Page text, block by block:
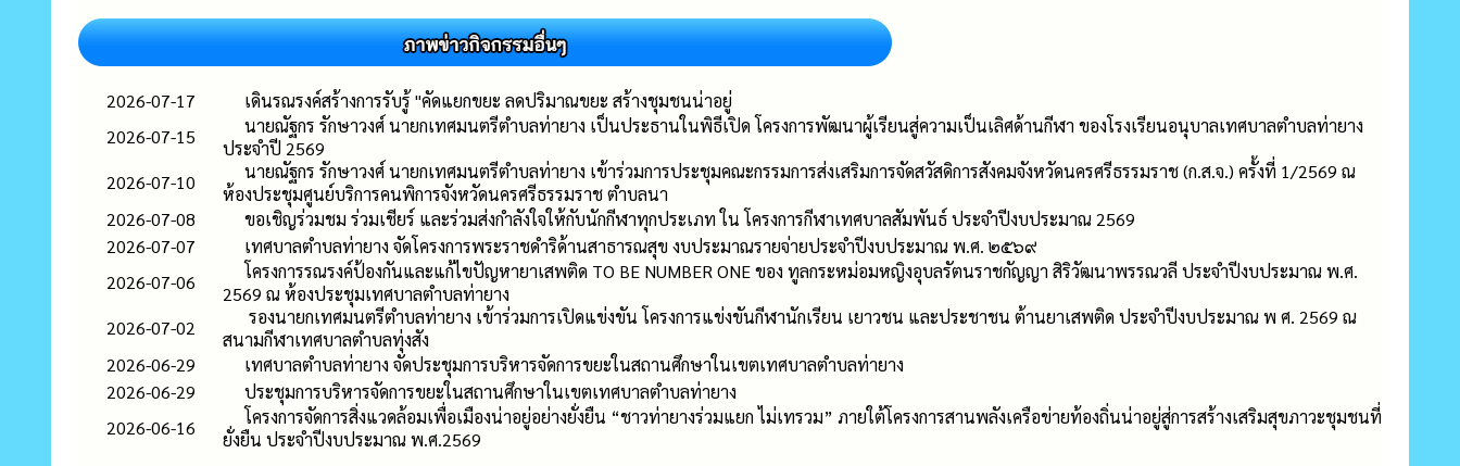
2026-07-17
เดินรณรงค์สร้างการรับรู้ "คัดแยกขยะ ลดปริมาณขยะ สร้างชุมชนน่าอยู่
2026-07-15
นายณัฐกร รักษาวงศ์ นายกเทศมนตรีตำบลท่ายาง เป็นประธานในพิธีเปิด โครงการพัฒนาผู้เรียนสู่ความเป็นเลิศด้านกีฬา ของโรงเรียนอนุบาลเทศบาลตำบลท่ายาง
ประจำปี 2569
2026-07-10
นายณัฐกร รักษาวงศ์ นายกเทศมนตรีตำบลท่ายาง เข้าร่วมการประชุมคณะกรรมการส่งเสริมการจัดสวัสดิการสังคมจังหวัดนครศรีธรรมราช (ก.ส.จ.) ครั้งที่ 1/2569 ณ
ห้องประชุมศูนย์บริการคนพิการจังหวัดนครศรีธรรมราช ตำบลนา
2026-07-08
ขอเชิญร่วมชม ร่วมเชียร์ และร่วมส่งกำลังใจให้กับนักกีฬาทุกประเภท ใน โครงการกีฬาเทศบาลสัมพันธ์ ประจำปีงบประมาณ 2569
2026-07-07
เทศบาลตำบลท่ายาง จัดโครงการพระราชดำริด้านสาธารณสุข งบประมาณรายจ่ายประจำปีงบประมาณ พ.ศ. ๒๕๖๙
2026-07-06
โครงการรณรงค์ป้องกันและแก้ไขปัญหายาเสพติด TO BE NUMBER ONE ของ ทูลกระหม่อมหญิงอุบลรัตนราชกัญญา สิริวัฒนาพรรณวลี ประจำปีงบประมาณ พ.ศ.
2569 ณ ห้องประชุมเทศบาลตำบลท่ายาง
2026-07-02
รองนายกเทศมนตรีตำบลท่ายาง เข้าร่วมการเปิดแข่งขัน โครงการแข่งขันกีฬานักเรียน เยาวชน และประชาชน ต้านยาเสพติด ประจำปีงบประมาณ พ ศ. 2569 ณ
สนามกีฬาเทศบาลตำบลทุ่งสัง
2026-06-29
เทศบาลตำบลท่ายาง จัดประชุมการบริหารจัดการขยะในสถานศึกษาในเขตเทศบาลตำบลท่ายาง
2026-06-29
ประชุมการบริหารจัดการขยะในสถานศึกษาในเขตเทศบาลตำบลท่ายาง
2026-06-16
โครงการจัดการสิ่งแวดล้อมเพื่อเมืองน่าอยู่อย่างยั่งยืน “ชาวท่ายางร่วมแยก ไม่เทรวม” ภายใต้โครงการสานพลังเครือข่ายท้องถิ่นน่าอยู่สู่การสร้างเสริมสุขภาวะชุมชนที่
ยั่งยืน ประจำปีงบประมาณ พ.ศ.2569